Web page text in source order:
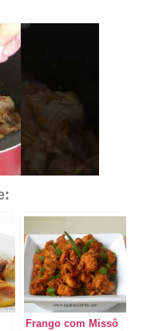
Frango com Missô